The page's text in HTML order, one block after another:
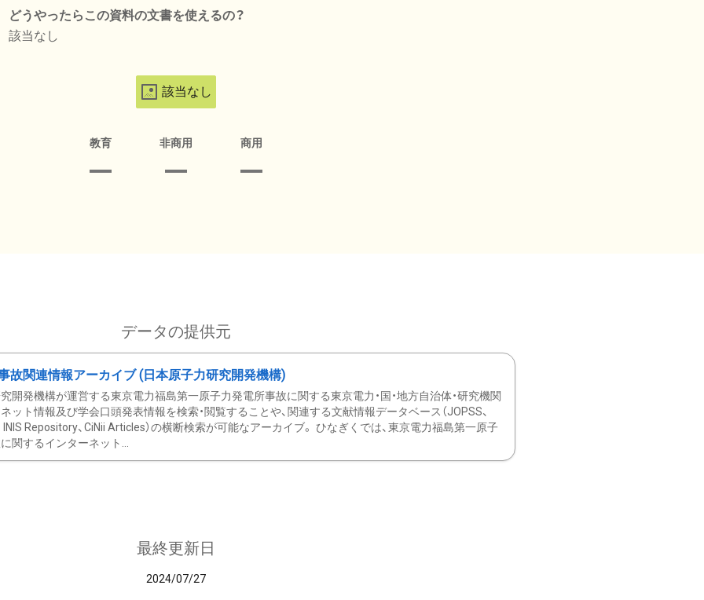
どうやったらこの資料の文書を使えるの？
該当なし
該当なし
教育 非商用 商用
データの提供元
故関連情報アーカイブ (日本原子力研究開発機構)
開発機構が運営する東京電力福島第一原子力発電所事故に関する東京電力・国・地方自治体・研究機関
ット情報及び学会口頭発表情報を検索・閲覧することや、関連する文献情報データベース（JOPSS、
INIS Repository、CiNii Articles）の横断検索が可能なアーカイブ。 ひなぎくでは、東京電力福島第一原子
関するインターネット...
最終更新日
2024/07/27